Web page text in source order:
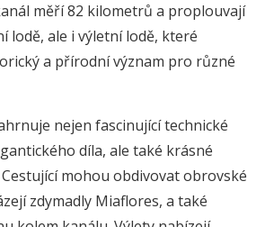
měří 82 kilometrů a proplouvají
lodě, ale i výletní lodě, které
a přírodní význam pro různé
nejen fascinující technické
díla, ale také krásné
mohou obdivovat obrovské
zdymadly Miaflores, a také